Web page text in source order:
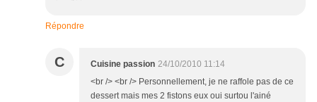
Répondre
C Cuisine passion 24/10/2010 11:14
<br /> <br /> Personnellement, je ne raffole pas de ce
dessert mais mes 2 fistons eux oui surtou l'ainé